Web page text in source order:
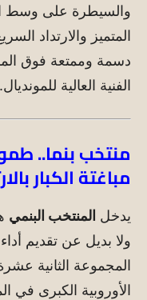
والسيطرة على وسط
المتميز والارتداد
دسمة وممتعة فوق
الفنية العالية للمونديال.
منتخب بنما..
مباغتة الكبار
يدخل المنتخب البنمي
ولا بديل عن تقديم
المجموعة الثانية
الأوروبية الكبرى في